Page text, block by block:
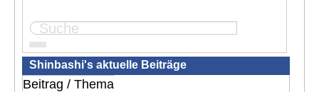
Seite:
Shinbashi's aktuelle Beiträge
Beitrag / Thema